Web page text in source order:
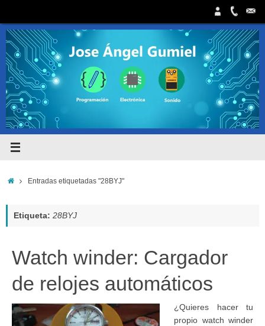
contenido
InicioEntradas etiquetadas "28BYJ"
Etiqueta: 28BYJ
Watch winder: Cargador
de relojes automáticos
¿Quieres hacer tu
propio watch winder